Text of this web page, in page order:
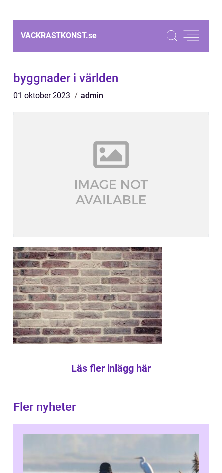
VACKRASTKONST.se
byggnader i världen
01 oktober 2023 admin
Läs fler inlägg här
Fler nyheter